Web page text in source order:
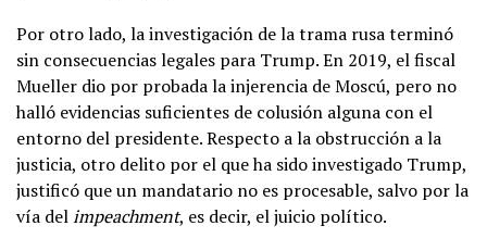
Por otro lado, la investigación de la trama rusa terminó
sin consecuencias legales para Trump. En 2019, el fiscal
Mueller dio por probada la injerencia de Moscú, pero no
halló evidencias suficientes de colusión alguna con el
entorno del presidente. Respecto a la obstrucción a la
justicia, otro delito por el que ha sido investigado Trump,
justificó que un mandatario no es procesable, salvo por la
vía delimpeachment, es decir, el juicio político.